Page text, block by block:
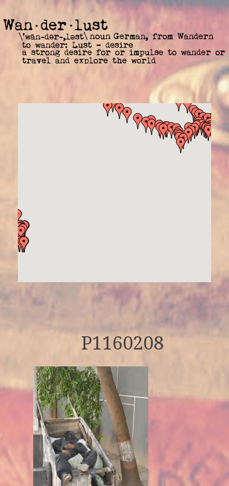
P1160208